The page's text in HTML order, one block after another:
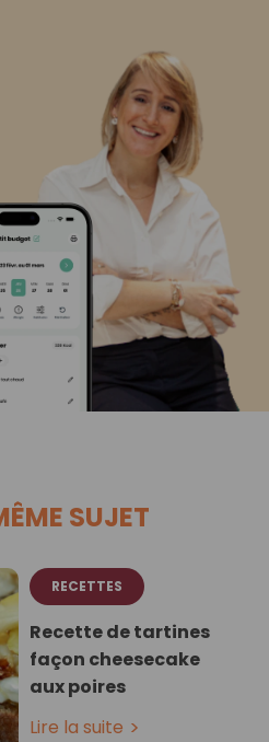
SUJET
RECETTES
Recette de tartines
façon cheesecake
aux poires
Lire la suite